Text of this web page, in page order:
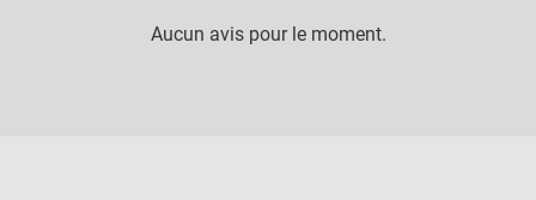
Aucun avis pour le moment.